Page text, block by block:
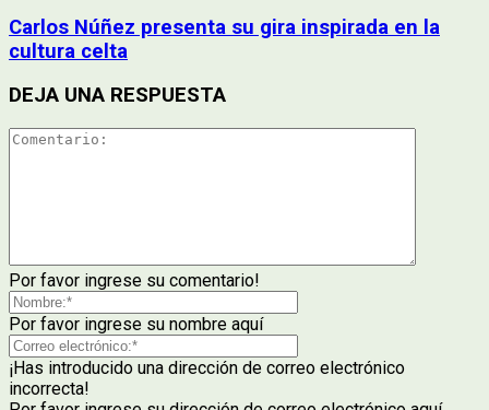
Carlos Núñez presenta su gira inspirada en la
cultura celta
DEJA UNA RESPUESTA
Por favor ingrese su comentario!
Por favor ingrese su nombre aquí
¡Has introducido una dirección de correo electrónico
incorrecta!